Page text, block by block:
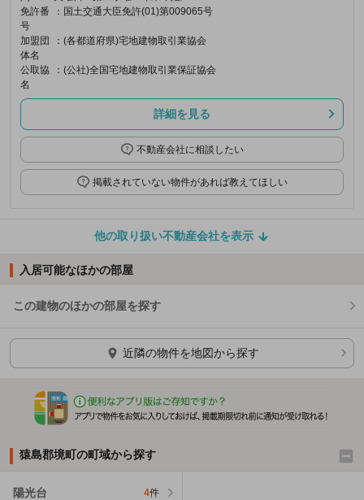
免許番
号
：国土交通大臣免許(01)第009065号
加盟団
体名
：(各都道府県)宅地建物取引業協会
公取協
名
：(公社)全国宅地建物取引業保証協会
詳細を見る
不動産会社に相談したい
掲載されていない物件があれば教えてほしい
他の取り扱い不動産会社を表示
入居可能なほかの部屋
この建物のほかの部屋を探す
ほかの部屋を検索中…
近隣の物件を地図から探す
猿島郡境町の町域から探す
陽光台 4件